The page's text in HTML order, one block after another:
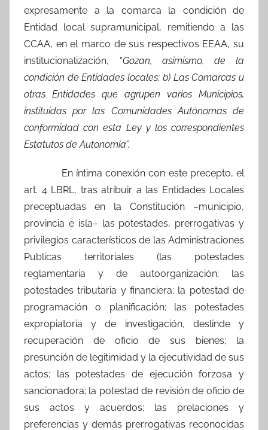
expresamente a la comarca la condición de
Entidad local supramunicipal, remitiendo a las
CCAA, en el marco de sus respectivos EEAA, su
institucionalización, “Gozan, asimismo, de la
condición de Entidades locales: b) Las Comarcas u
otras Entidades que agrupen varios Municipios,
instituidas por las Comunidades Autónomas de
conformidad con esta Ley y los correspondientes
Estatutos de Autonomía”.
En íntima conexión con este precepto, el
art. 4 LBRL, tras atribuir a las Entidades Locales
preceptuadas en la Constitución –municipio,
provincia e isla– las potestades, prerrogativas y
privilegios característicos de las Administraciones
Publicas territoriales (las potestades
reglamentaria y de autoorganización; las
potestades tributaria y financiera; la potestad de
programación o planificación; las potestades
expropiatoria y de investigación, deslinde y
recuperación de oficio de sus bienes; la
presunción de legitimidad y la ejecutividad de sus
actos; las potestades de ejecución forzosa y
sancionadora; la potestad de revisión de oficio de
sus actos y acuerdos; las prelaciones y
preferencias y demás prerrogativas reconocidas